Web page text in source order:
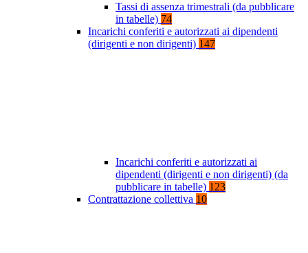
Tassi di assenza trimestrali (da pubblicare
in tabelle) 74
Incarichi conferiti e autorizzati ai dipendenti
(dirigenti e non dirigenti) 147
Incarichi conferiti e autorizzati ai
dipendenti (dirigenti e non dirigenti) (da
pubblicare in tabelle) 123
Contrattazione collettiva 10